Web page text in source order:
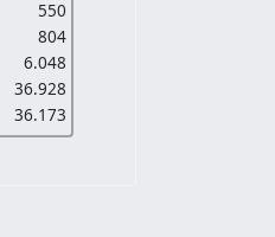
550
804
6.048
36.928
36.173